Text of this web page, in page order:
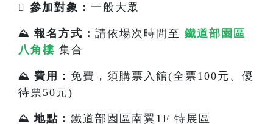
 參加對象： 一般大眾
⛰️ 報名方式： 請依場次時間至 鐵道部園區
八角樓 集合
⛰️ 費用： 免費，須購票入館(全票100元、優
待票50元)
⛰️ 地點： 鐵道部園區南翼1F 特展區